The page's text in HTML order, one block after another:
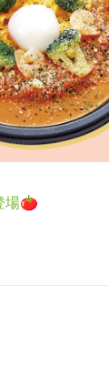
場🍅